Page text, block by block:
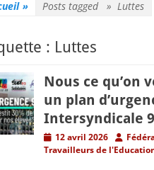
de
» Posts tagged » Luttes
: Luttes
Nous ce qu’on
un plan
Intersyndicale
Posted
on
12 avril 2026 Author
Travailleurs de